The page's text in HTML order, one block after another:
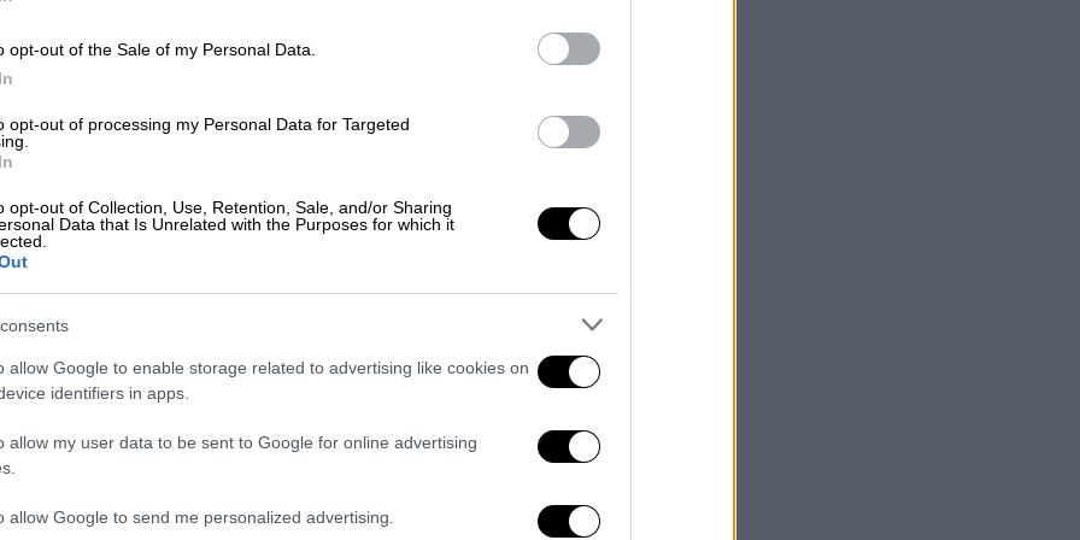
opt-out of the Sale of my Personal Data.
opt-out of processing my Personal Data for Targeted
opt-out of Collection, Use, Retention, Sale, and/or Sharing
Data that Is Unrelated with the Purposes for which it
allow Google to enable storage related to advertising like cookies on
identifiers in apps.
allow my user data to be sent to Google for online advertising
allow Google to send me personalized advertising.
το ΕΘΝΟΣ στη Google
Επιτροπής
, κατόπιν
δηλώνει:
που επιθυμούν να τοποθετηθούν
της επιχειρηματικής της
σχέδια και προτάσεις για νέες
συμφωνίες.
εξέλιξη, η εταιρεία θα ενημερώσει,
κοινό.